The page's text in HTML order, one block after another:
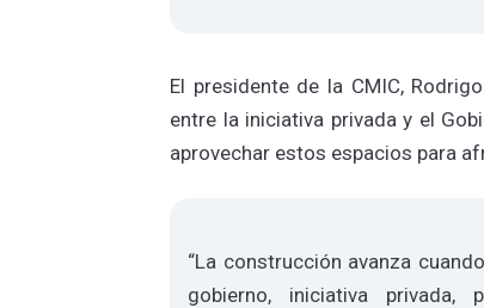
El presidente de la CMIC,
entre la iniciativa privada y el
aprovechar estos espacios para
“La construcción avanza
gobierno, iniciativa privada,